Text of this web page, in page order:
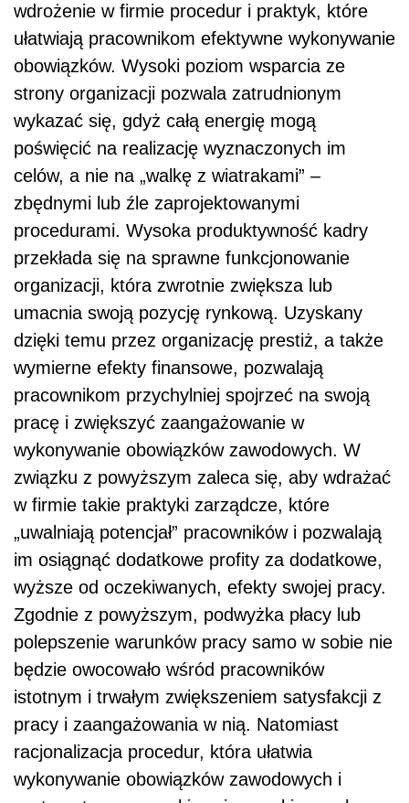
wdrożenie w firmie procedur i praktyk, które
ułatwiają pracownikom efektywne wykonywanie
obowiązków. Wysoki poziom wsparcia ze
strony organizacji pozwala zatrudnionym
wykazać się, gdyż całą energię mogą
poświęcić na realizację wyznaczonych im
celów, a nie na „walkę z wiatrakami” –
zbędnymi lub źle zaprojektowanymi
procedurami. Wysoka produktywność kadry
przekłada się na sprawne funkcjonowanie
organizacji, która zwrotnie zwiększa lub
umacnia swoją pozycję rynkową. Uzyskany
dzięki temu przez organizację prestiż, a także
wymierne efekty finansowe, pozwalają
pracownikom przychylniej spojrzeć na swoją
pracę i zwiększyć zaangażowanie w
wykonywanie obowiązków zawodowych. W
związku z powyższym zaleca się, aby wdrażać
w firmie takie praktyki zarządcze, które
„uwalniają potencjał” pracowników i pozwalają
im osiągnąć dodatkowe profity za dodatkowe,
wyższe od oczekiwanych, efekty swojej pracy.
Zgodnie z powyższym, podwyżka płacy lub
polepszenie warunków pracy samo w sobie nie
będzie owocowało wśród pracowników
istotnym i trwałym zwiększeniem satysfakcji z
pracy i zaangażowania w nią. Natomiast
racjonalizacja procedur, która ułatwia
wykonywanie obowiązków zawodowych i